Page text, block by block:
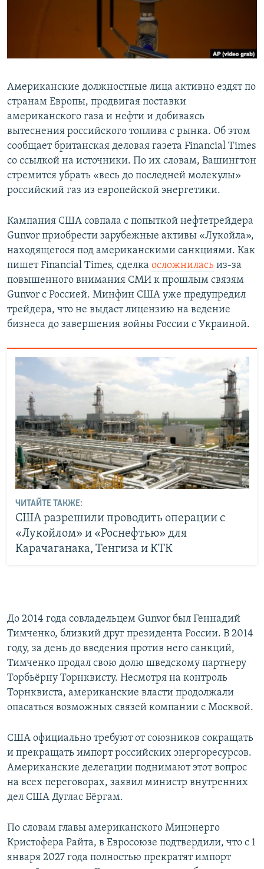
Американские должностные лица активно ездят по
странам Европы, продвигая поставки
американского газа и нефти и добиваясь
вытеснения российского топлива с рынка. Об этом
сообщает британская деловая газета Financial Times
со ссылкой на источники. По их словам, Вашингтон
стремится убрать «весь до последней молекулы»
российский газ из европейской энергетики.
Кампания США совпала с попыткой нефтетрейдера
Gunvor приобрести зарубежные активы «Лукойла»,
находящегося под американскими санкциями. Как
пишет Financial Times, сделка осложнилась из-за
повышенного внимания СМИ к прошлым связям
Gunvor с Россией. Минфин США уже предупредил
трейдера, что не выдаст лицензию на ведение
бизнеса до завершения войны России с Украиной.
ЧИТАЙТЕ ТАКЖЕ:
США разрешили проводить операции с
«Лукойлом» и «Роснефтью» для
Карачаганака, Тенгиза и КТК
До 2014 года совладельцем Gunvor был Геннадий
Тимченко, близкий друг президента России. В 2014
году, за день до введения против него санкций,
Тимченко продал свою долю шведскому партнеру
Торбьёрну Торнквисту. Несмотря на контроль
Торнквиста, американские власти продолжали
опасаться возможных связей компании с Москвой.
США официально требуют от союзников сокращать
и прекращать импорт российских энергоресурсов.
Американские делегации поднимают этот вопрос
на всех переговорах, заявил министр внутренних
дел США Дуглас Бёргам.
По словам главы американского Минэнерго
Кристофера Райта, в Евросоюзе подтвердили, что с 1
января 2027 года полностью прекратят импорт